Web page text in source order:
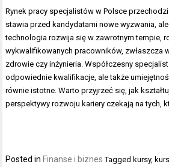
Rynek pracy specjalistów w Polsce
stawia przed kandydatami nowe wyzwania,
technologia rozwija się w zawrotnym tempie,
wykwalifikowanych pracowników, zwłaszcza
zdrowie czy inżynieria. Współczesny
odpowiednie kwalifikacje, ale także
równie istotne. Warto przyjrzeć się, jak
perspektywy rozwoju kariery czekają na tych,
Posted in Finanse i biznes Tagged kursy,